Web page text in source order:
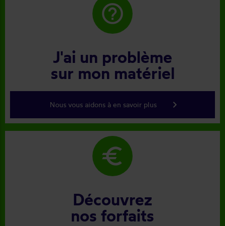
help_outline
J'ai un problème
sur mon matériel
Nous vous aidons à en savoir plus keyboard_arrow_right
euro
Découvrez
nos forfaits